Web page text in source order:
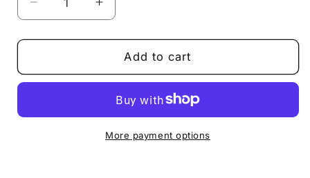
Decrease
quantity
for
Scraping
Soaring
Increase
quantity
for
From
Scraping
Soaring
High
Add to cart
More payment options